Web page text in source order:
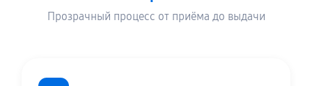
Прозрачный процесс от приёма до выдачи